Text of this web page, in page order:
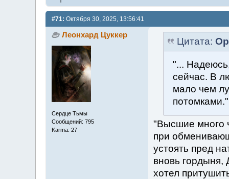
#71: Октября 30, 2025, 13:56:41
Леонхард Цуккер
Сердце Тьмы
Сообщений: 795
Karma: 27
Цитата:
"...
сейчас. В
мало чем
потомками."
"Высшие много
при
устоять пред
вновь гордыня,
хотел